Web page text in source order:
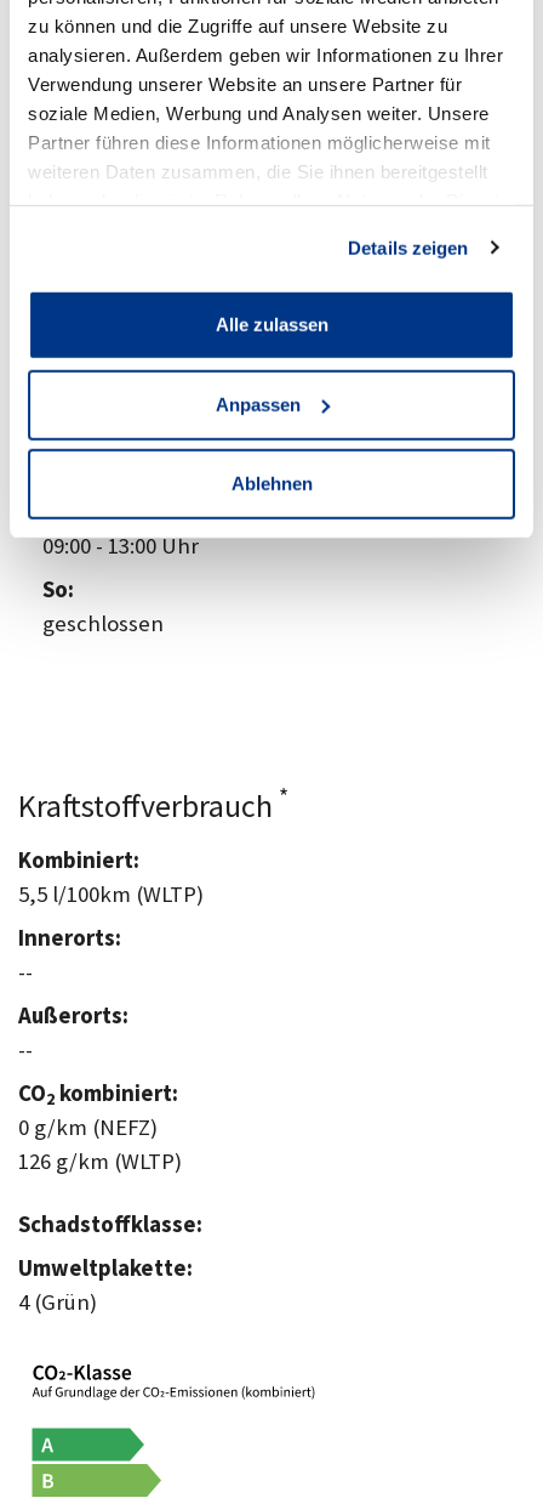
zu können und die Zugriffe auf unsere Website zu
analysieren. Außerdem geben wir Informationen zu Ihrer
Verwendung unserer Website an unsere Partner für
soziale Medien, Werbung und Analysen weiter. Unsere
Partner führen diese Informationen möglicherweise mit
weiteren Daten zusammen, die Sie ihnen bereitgestellt
Details zeigen
Alle zulassen
Anpassen
Ablehnen
Volkswagen Schwerte
Anschrift
Hörder Straße 55
Zum Standort
Öffnungszeiten Verkauf
Mo - Fr:
Sa:
09:00-13:00 Uhr
So:
geschlossen
Kraftstoffverbrauch *
Kombiniert:
5,5 l/100km (WLTP)
Innerorts:
--
Außerorts:
--
CO2 kombiniert:
0 g/km (NEFZ)
126 g/km (WLTP)
Schadstoffklasse:
Umweltplakette:
4 (Grün)